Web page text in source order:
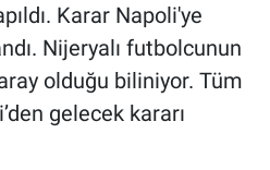
Karar Napoli'ye
Nijeryalı futbolcunun
olduğu biliniyor. Tüm
gelecek kararı